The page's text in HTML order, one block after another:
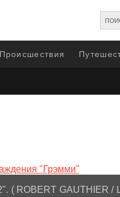
Происшествия
( ROBERT GAUTHIER /